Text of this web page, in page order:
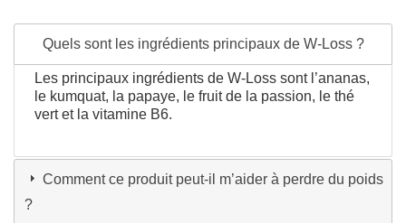
Quels sont les ingrédients principaux de W-Loss ?
Les principaux ingrédients de W-Loss sont l’ananas,
le kumquat, la papaye, le fruit de la passion, le thé
vert et la vitamine B6.
Comment ce produit peut-il m’aider à perdre du poids
?